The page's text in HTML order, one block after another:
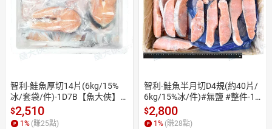
智利-鮭魚厚切14片(6kg/15%
冰/套袋/件)-1D7B【魚大俠】F
H256
$2,510
1 % (賺25點)
智利-鮭魚半月切D4規(約40片/
6kg/15%冰/件)#無鹽 #整件-1I
7B【魚大俠】FH310
$2,800
1 % (賺28點)